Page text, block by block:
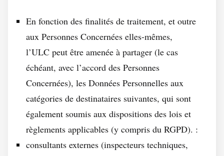
En fonction des finalités de traitement, et outre
aux Personnes Concernées elles-mêmes,
l’ULC peut être amenée à partager (le cas
échéant, avec l’accord des Personnes
Concernées), les Données Personnelles aux
catégories de destinataires suivantes, qui sont
également soumis aux dispositions des lois et
règlements applicables (y compris du RGPD). :
consultants externes (inspecteurs techniques,